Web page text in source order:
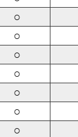
○
○
○
○
○
○
○